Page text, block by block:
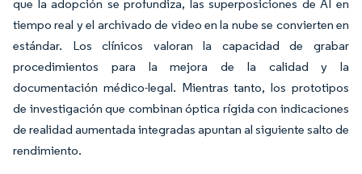
que la adopción se profundiza, las superposiciones de AI en
tiempo real y el archivado de video en la nube se convierten en
estándar. Los clínicos valoran la capacidad de grabar
procedimientos para la mejora de la calidad y la
documentación médico-legal. Mientras tanto, los prototipos
de investigación que combinan óptica rígida con indicaciones
de realidad aumentada integradas apuntan al siguiente salto de
rendimiento.